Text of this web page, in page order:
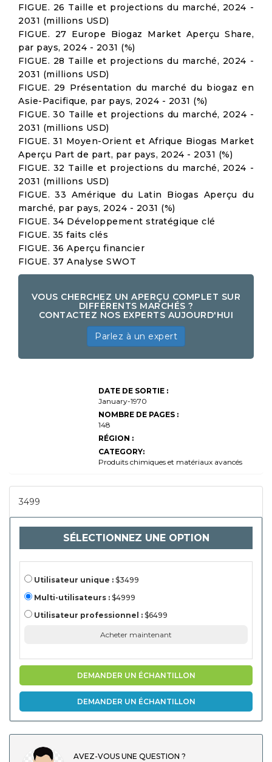
FIGUE. 26 Taille et projections du marché, 2024 -
2031 (millions USD)
FIGUE. 27 Europe Biogaz Market Aperçu Share,
par pays, 2024 - 2031 (%)
FIGUE. 28 Taille et projections du marché, 2024 -
2031 (millions USD)
FIGUE. 29 Présentation du marché du biogaz en
Asie-Pacifique, par pays, 2024 - 2031 (%)
FIGUE. 30 Taille et projections du marché, 2024 -
2031 (millions USD)
FIGUE. 31 Moyen-Orient et Afrique Biogas Market
Aperçu Part de part, par pays, 2024 - 2031 (%)
FIGUE. 32 Taille et projections du marché, 2024 -
2031 (millions USD)
FIGUE. 33 Amérique du Latin Biogas Aperçu du
marché, par pays, 2024 - 2031 (%)
FIGUE. 34 Développement stratégique clé
FIGUE. 35 faits clés
FIGUE. 36 Aperçu financier
FIGUE. 37 Analyse SWOT
VOUS CHERCHEZ UN APERÇU COMPLET SUR
DIFFÉRENTS MARCHÉS ?
CONTACTEZ NOS EXPERTS AUJOURD'HUI
Parlez à un expert
industriels,
solides
boues
d'égouts) par
production
carburant du
autres) par
(avec
(municipal,
agricole,
commercial)
régionale,
DATE ​​DE SORTIE :
January-1970
NOMBRE DE PAGES :
148
RÉGION :
CATEGORY:
Produits chimiques et matériaux avancés
3499
SÉLECTIONNEZ UNE OPTION
Utilisateur unique : $3499
Multi-utilisateurs : $4999
Utilisateur professionnel : $6499
Acheter maintenant
DEMANDER UN ÉCHANTILLON
DEMANDER UN ÉCHANTILLON
AVEZ-VOUS UNE QUESTION ?